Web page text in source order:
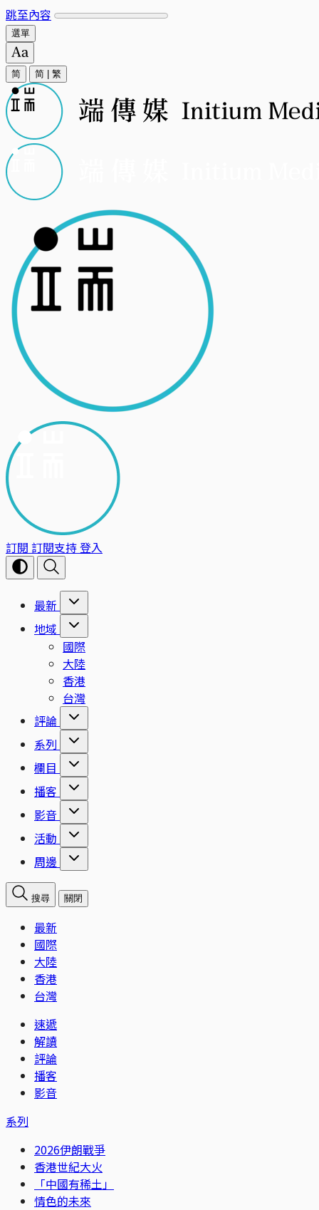
跳至內容
選單
简 简 繁
訂閱 訂閱支持登入
最新
地域
國際
大陸
香港
台灣
評論
系列
欄目
播客
影音
活動
周邊
搜尋 關閉
最新
國際
大陸
香港
台灣
速遞
解讀
評論
播客
影音
系列
2026伊朗戰爭
香港世紀大火
「中國有稀土」
情色的未來